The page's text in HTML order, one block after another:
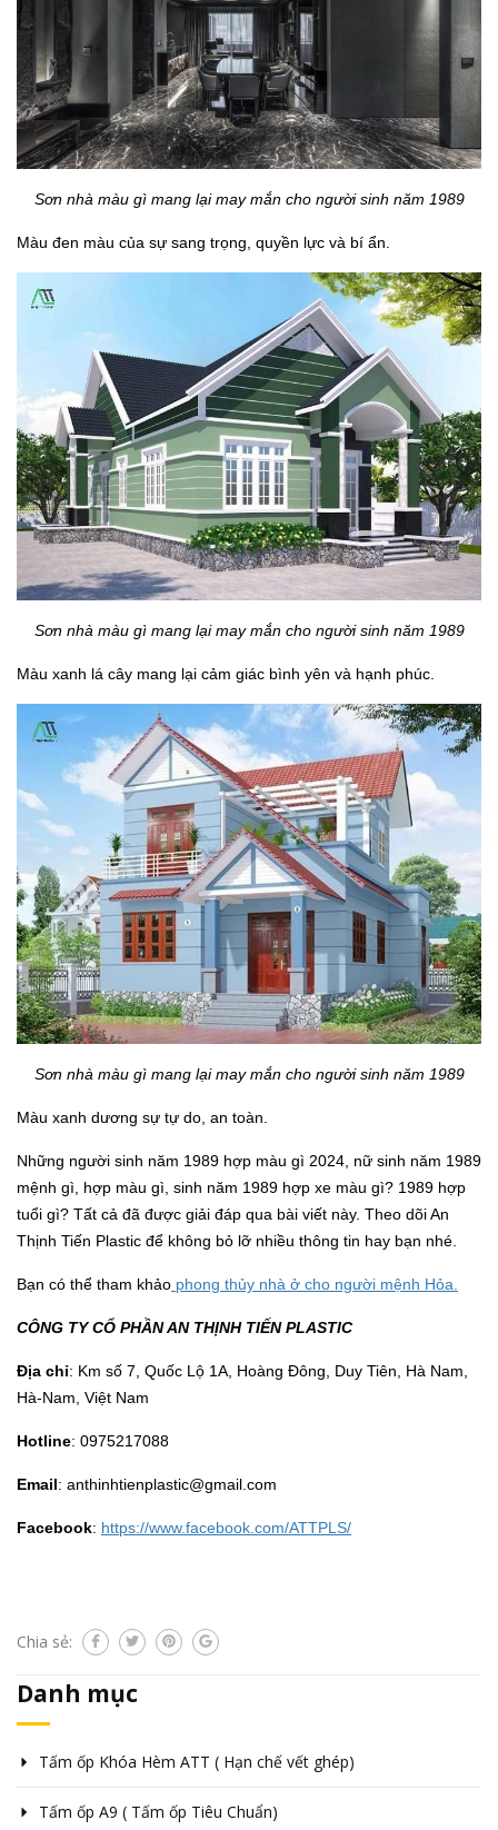
Sơn nhà màu gì mang lại may mắn cho người sinh năm 1989
Màu đen màu của sự sang trọng, quyền lực và bí ẩn.
Sơn nhà màu gì mang lại may mắn cho người sinh năm 1989
Màu xanh lá cây mang lại cảm giác bình yên và hạnh phúc.
Sơn nhà màu gì mang lại may mắn cho người sinh năm 1989
Màu xanh dương sự tự do, an toàn.
Những người sinh năm 1989 hợp màu gì 2024, nữ sinh năm 1989
mệnh gì, hợp màu gì, sinh năm 1989 hợp xe màu gì? 1989 hợp
tuổi gì? Tất cả đã được giải đáp qua bài viết này. Theo dõi An
Thịnh Tiến Plastic để không bỏ lỡ nhiều thông tin hay bạn nhé.
Bạn có thể tham khảo phong thủy nhà ở cho người mệnh Hỏa.
CÔNG TY CỔ PHẦN AN THỊNH TIẾN PLASTIC
Địa chỉ: Km số 7, Quốc Lộ 1A, Hoàng Đông, Duy Tiên, Hà Nam,
Hà-Nam, Việt Nam
Hotline: 0975217088
Email: anthinhtienplastic@gmail.com
Facebook: https://www.facebook.com/ATTPLS/
Chia sẻ:
Danh mục
Tấm ốp Khóa Hèm ATT ( Hạn chế vết ghép)
Tấm ốp A9 ( Tấm ốp Tiêu Chuẩn)